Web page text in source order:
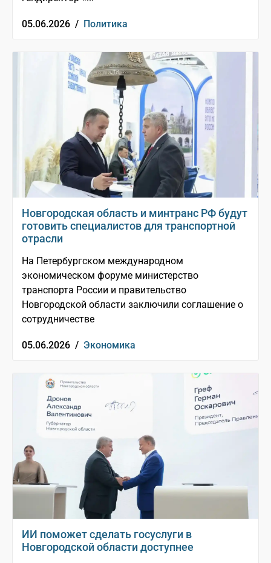
05.06.2026 / Политика
Новгородская область и минтранс РФ будут
готовить специалистов для транспортной
отрасли
На Петербургском международном
экономическом форуме министерство
транспорта России и правительство
Новгородской области заключили соглашение о
сотрудничестве
05.06.2026 / Экономика
ИИ поможет сделать госуслуги в
Новгородской области доступнее